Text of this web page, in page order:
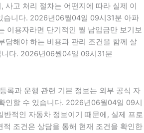
사고 처리 절차는 어떤지에 따라 실제 이
습니다. 2026년06월04일 09시31분 아파
이용자라면 단기적인 월 납입금만 보기보
담해야 하는 비용과 관리 조건을 함께 살
다. 2026년06월04일 09시31분
록과 운행 관련 기본 정보는 외부 공식 자
인할 수 있습니다. 2026년06월04일 09시
반적인 자동차 정보이기 때문에, 실제 프로
적 조건은 상담을 통해 현재 조건을 확인한